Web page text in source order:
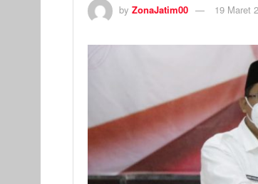
by ZonaJatim00 19 Maret